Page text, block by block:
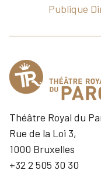
Publique
Théâtre Royal du
Rue de la Loi 3,
1000 Bruxelles
+32 2 505 30 30